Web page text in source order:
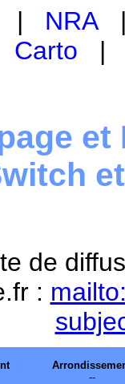
| NRA
Carto
et
de
:
--